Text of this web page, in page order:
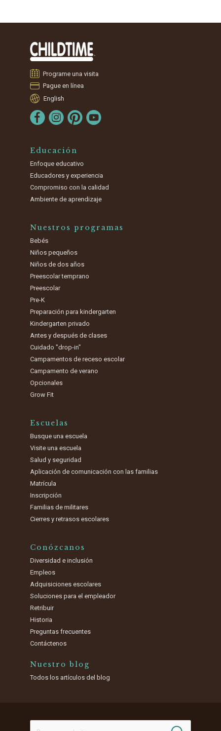
Programe una visita
Pague en línea
English
Educación
Enfoque educativo
Educadores y experiencia
Compromiso con la calidad
Ambiente de aprendizaje
Nuestros programas
Bebés
Niños pequeños
Niños de dos años
Preescolar temprano
Preescolar
Pre-K
Preparación para kindergarten
Kindergarten privado
Antes y después de clases
Cuidado "drop-in"
Campamentos de receso escolar
Campamento de verano
Opcionales
Grow Fit
Escuelas
Busque una escuela
Visite una escuela
Salud y seguridad
Aplicación de comunicación con las familias
Matrícula
Inscripción
Familias de militares
Cierres y retrasos escolares
Conózcanos
Diversidad e inclusión
Empleos
Adquisiciones escolares
Soluciones para el empleador
Retribuir
Historia
Preguntas frecuentes
Contáctenos
Nuestro blog
Todos los artículos del blog